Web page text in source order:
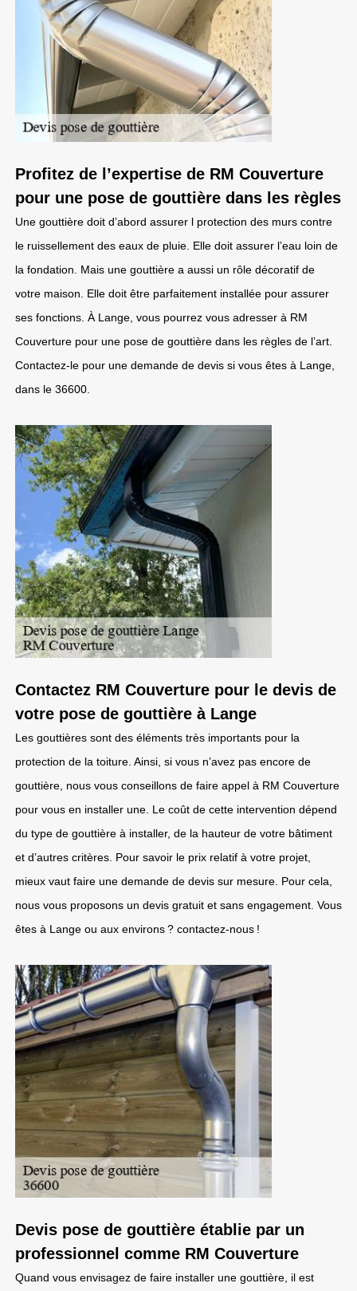
Profitez de l’expertise de RM Couverture
pour une pose de gouttière dans les règles
Une gouttière doit d’abord assurer l protection des murs contre
le ruissellement des eaux de pluie. Elle doit assurer l’eau loin de
la fondation. Mais une gouttière a aussi un rôle décoratif de
votre maison. Elle doit être parfaitement installée pour assurer
ses fonctions. À Lange, vous pourrez vous adresser à RM
Couverture pour une pose de gouttière dans les règles de l’art.
Contactez-le pour une demande de devis si vous êtes à Lange,
dans le 36600.
Contactez RM Couverture pour le devis de
votre pose de gouttière à Lange
Les gouttières sont des éléments très importants pour la
protection de la toiture. Ainsi, si vous n’avez pas encore de
gouttière, nous vous conseillons de faire appel à RM Couverture
pour vous en installer une. Le coût de cette intervention dépend
du type de gouttière à installer, de la hauteur de votre bâtiment
et d’autres critères. Pour savoir le prix relatif à votre projet,
mieux vaut faire une demande de devis sur mesure. Pour cela,
nous vous proposons un devis gratuit et sans engagement. Vous
êtes à Lange ou aux environs ? contactez-nous !
Devis pose de gouttière établie par un
professionnel comme RM Couverture
Quand vous envisagez de faire installer une gouttière, il est